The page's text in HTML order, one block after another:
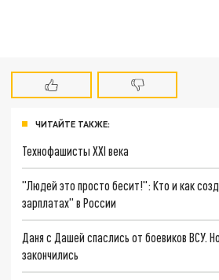
ЧИТАЙТЕ ТАКЖЕ:
Технофашисты XXI века
"Людей это просто бесит!": Кто и как
зарплатах" в России
Даня с Дашей спаслись от боевиков ВСУ.
закончились